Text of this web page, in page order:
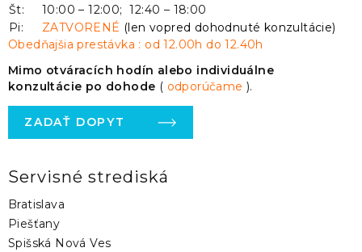
Št:
10:00 – 12:00; 12:40 – 18:00
Pi:
ZATVORENÉ (len vopred dohodnuté konzultácie)
Obedňajšia prestávka : od 12.00h do 12.40h
Mimo otváracích hodín alebo individuálne
konzultácie po dohode ( odporúčame).
ZADAŤ DOPYT
Servisné strediská
Bratislava
Piešťany
Spišská Nová Ves